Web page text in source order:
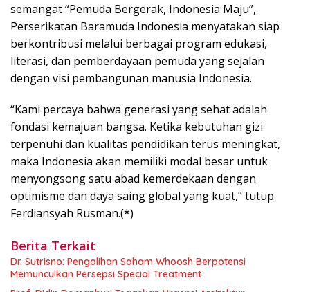
semangat “Pemuda Bergerak, Indonesia Maju”,
Perserikatan Baramuda Indonesia menyatakan siap
berkontribusi melalui berbagai program edukasi,
literasi, dan pemberdayaan pemuda yang sejalan
dengan visi pembangunan manusia Indonesia.
“Kami percaya bahwa generasi yang sehat adalah
fondasi kemajuan bangsa. Ketika kebutuhan gizi
terpenuhi dan kualitas pendidikan terus meningkat,
maka Indonesia akan memiliki modal besar untuk
menyongsong satu abad kemerdekaan dengan
optimisme dan daya saing global yang kuat,” tutup
Ferdiansyah Rusman.(*)
Berita Terkait
Dr. Sutrisno: Pengalihan Saham Whoosh Berpotensi
Memunculkan Persepsi Special Treatment